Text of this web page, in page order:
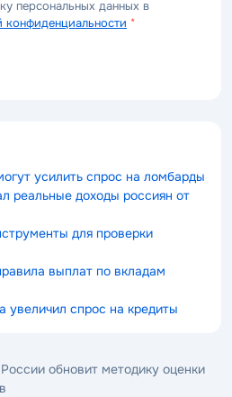
персональных данных в
конфиденциальности *
усилить спрос на ломбарды
реальные доходы россиян от
для проверки
выплат по вкладам
увеличил спрос на кредиты
обновит методику оценки